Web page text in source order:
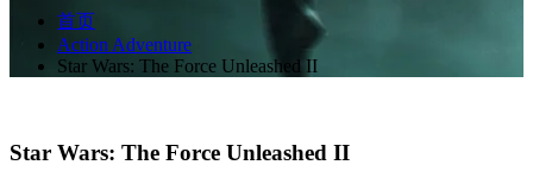
首页
Action Adventure
Star Wars: The Force Unleashed II
Star Wars: The Force Unleashed II